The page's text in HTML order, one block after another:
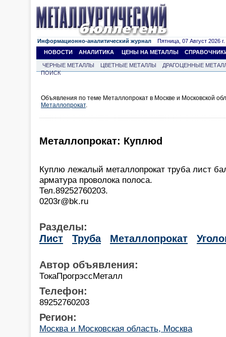
Информационно-аналитический журнал Пятница, 07 Август 2026 г.
НОВОСТИ
АНАЛИТИКА ЦЕНЫ НА МЕТАЛЛЫ
ЧЕРНЫЕ МЕТАЛЛЫ ЦВЕТНЫЕ МЕТАЛЛЫ
ДРАГОЦЕННЫЕ
ПОИСК
Объявления по теме Металлопрокат в Москве и Московской
Металлопрокат.
Металлопрокат: Куплюd
Куплю лежалый металлопрокат труба лист
арматура проволока полоса.
Тел.89252760203.
0203r@bk.ru
Разделы:
Лист
Труба Металлопрокат
Автор объявления:
ТокаПрогрэссМеталл
Телефон:
89252760203
Регион:
Москва и Московская область, Москва